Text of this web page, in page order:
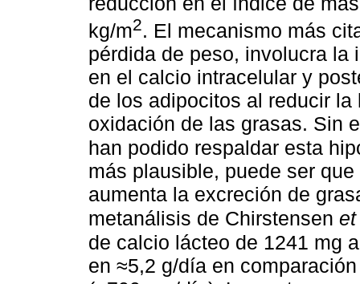
kg/m2. El mecanismo más
pérdida de peso, involucra
en el calcio intracelular y
de los adipocitos al reducir
oxidación de las grasas. Sin
han podido respaldar esta
más plausible, puede ser
aumenta la excreción de
metanálisis de Chirstensen
de calcio lácteo de 1241 mg
en ≈5,2 g/día en